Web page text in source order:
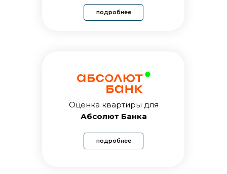
подробнее
Оценка квартиры для
Абсолют Банка
подробнее